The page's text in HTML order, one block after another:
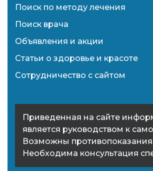
Поиск по методу лечения
Поиск врача
Объявления и акции
Статьи о здоровье и красоте
Сотрудничество с сайтом
Приведенная на сайте
является руководством к
Возможны
Необходима консультация